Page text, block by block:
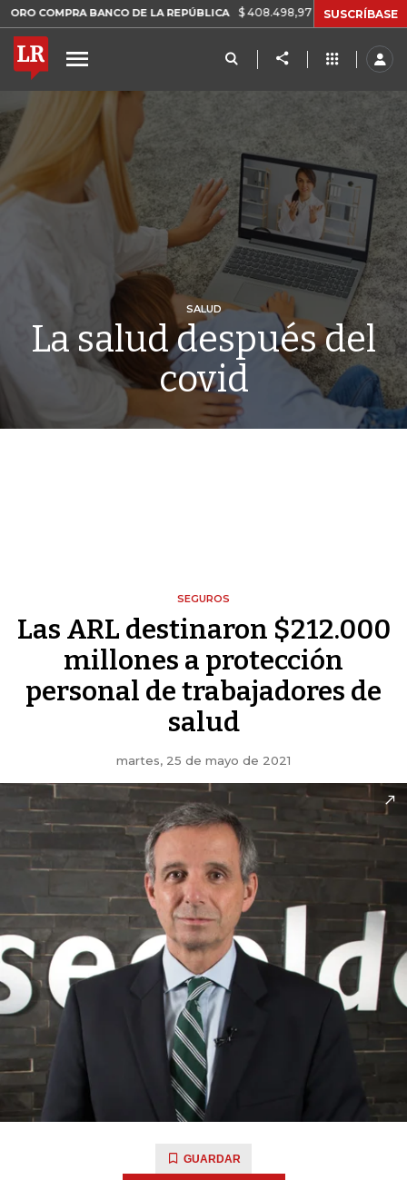
BANCO DE LA REPÚBLICA $ 408.498,97 +$ 8.753,81 +2,19%
SUSCRÍBASE
SALUD
La salud después del
covid
SEGUROS
Las ARL destinaron $212.000
millones a protección
personal de trabajadores de
salud
martes, 25 de mayo de 2021
GUARDAR